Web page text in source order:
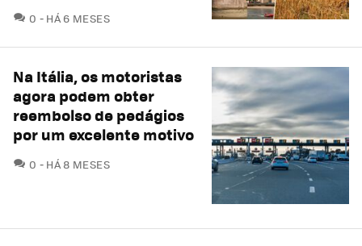
0 COMENTÁRIOS
HÁ 6 MESES
Na Itália, os motoristas
agora podem obter
reembolso de pedágios
por um excelente motivo
0 COMENTÁRIOS
HÁ 8 MESES